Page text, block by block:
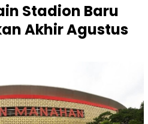
Stadion Baru
Akhir Agustus